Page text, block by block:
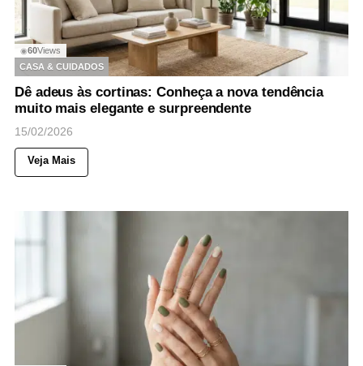
◉60Views
CASA & CUIDADOS
Dê adeus às cortinas: Conheça a nova tendência
muito mais elegante e surpreendente
15/02/2026
Veja Mais